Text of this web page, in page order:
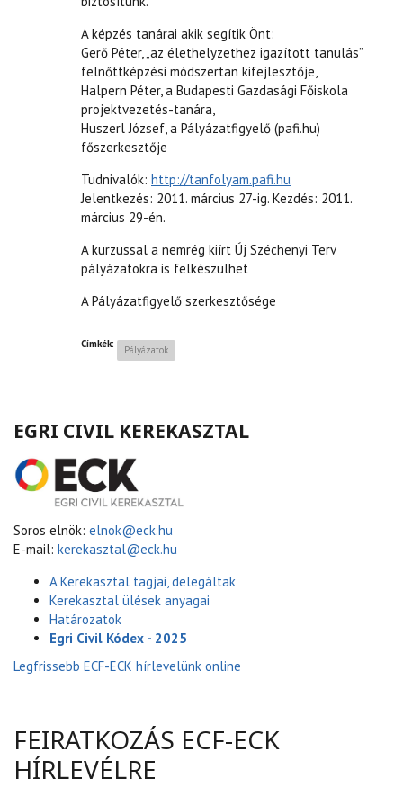
A képzés tanárai akik segítik Önt:
Gerő Péter, „az élethelyzethez igazított tanulás”
felnőttképzési módszertan kifejlesztője,
Halpern Péter, a Budapesti Gazdasági Főiskola
projektvezetés-tanára,
Huszerl József, a Pályázatfigyelő (pafi.hu)
főszerkesztője
Tudnivalók: http://tanfolyam.pafi.hu
Jelentkezés: 2011. március 27-ig. Kezdés: 2011.
március 29-én.
A kurzussal a nemrég kiírt Új Széchenyi Terv
pályázatokra is felkészülhet
A Pályázatfigyelő szerkesztősége
Címkék: Pályázatok
EGRI CIVIL KEREKASZTAL
Soros elnök: elnok@eck.hu
E-mail: kerekasztal@eck.hu
A Kerekasztal tagjai, delegáltak
Kerekasztal ülések anyagai
Határozatok
Egri Civil Kódex - 2025
Legfrissebb ECF-ECK hírlevelünk online
FEIRATKOZÁS ECF-ECK
HÍRLEVÉLRE